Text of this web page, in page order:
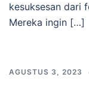
kesuksesan dari
Mereka ingin […]
AGUSTUS 3, 2023